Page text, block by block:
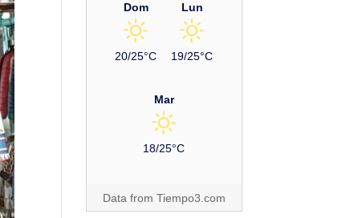
Dom
20/25°C
Lun
19/25°C
Mar
18/25°C
Data from Tiempo3.com